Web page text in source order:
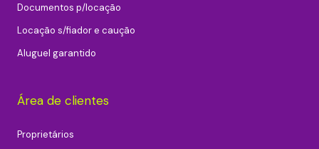
Documentos p/locação
Locação s/fiador e caução
Aluguel garantido
Área de clientes
Proprietários